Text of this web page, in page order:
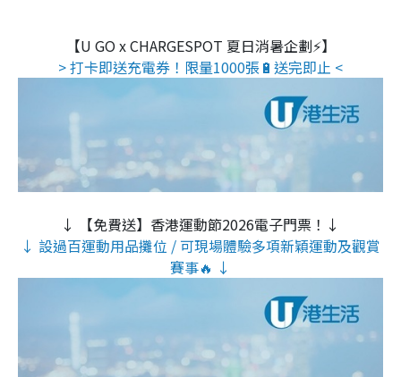
【U GO x CHARGESPOT 夏日消暑企劃⚡】
> 打卡即送充電券！限量1000張🔋送完即止 <
↓ 【免費送】香港運動節2026電子門票！↓
↓ 設過百運動用品攤位 / 可現場體驗多項新穎運動及觀賞
賽事🔥 ↓